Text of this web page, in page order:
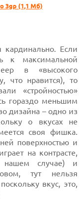
3gp (1,1 Мб)
Если
к максимальной
в «высокого
что нравится), то
«стройностью»
гораздо меньшим
дизайна – одно из
о вкусах не
своя фишка.
поверхностью и
играет на контрасте,
нашем случае) и
тут нельзя
вкус, это,